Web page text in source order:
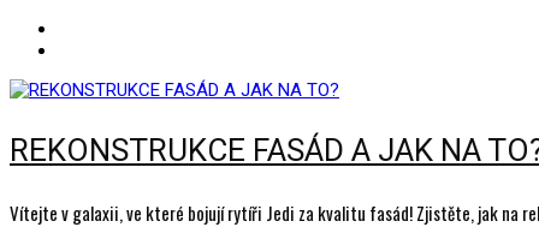
REKONSTRUKCE FASÁD A JAK NA
Vítejte v galaxii, ve které bojují rytíři Jedi za kvalitu fasád! Zjistěte, jak na